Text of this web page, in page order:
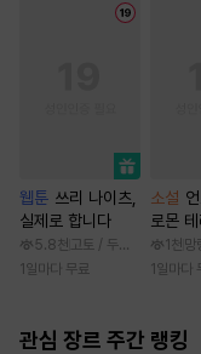
웹툰 쓰리 나이츠,
실제로 합니다
5.8천 고토 / 두나래
1일마다 무료
소설
로몬 테
1천 망
1일마다
관심 장르 주간 랭킹